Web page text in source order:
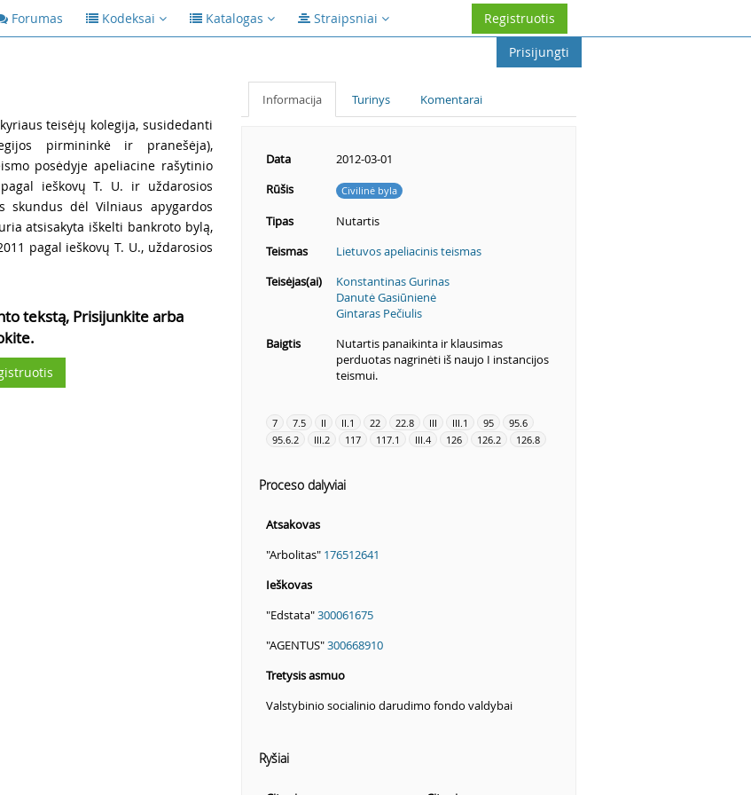
Forumas Kodeksai Katalogas Straipsniai
Registruotis
Prisijungti
teisėjų kolegija, susidedanti
pirmininkė ir pranešėja),
posėdyje apeliacine rašytinio
ieškovų T. U. ir uždarosios
skundus dėl Vilniaus apygardos
atsisakyta iškelti bankroto bylą,
pagal ieškovų T. U., uždarosios
tekstą, Prisijunkite arba
Informacija Turinys Komentarai
Data
2012-03-01
Rūšis
Civilinė byla
Tipas
Nutartis
Teismas
Lietuvos apeliacinis teismas
Teisėjas(ai)
Konstantinas Gurinas
Danutė Gasiūnienė
Gintaras Pečiulis
Baigtis
Nutartis panaikinta ir klausimas
perduotas nagrinėti iš naujo I instancijos
teismui.
7 7.5 II II.1 22 22.8 III III.1 95
95.6
95.6.2
III.2 117 117.1 III.4 126 126.2 126.8
Proceso dalyviai
Atsakovas
"Arbolitas" 176512641
Ieškovas
"Edstata"300061675
"AGENTUS"300668910
Tretysis asmuo
Valstybinio socialinio darudimo fondo valdybai
Ryšiai